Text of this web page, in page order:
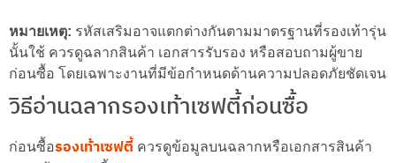
หมายเหตุ: รหัสเสริมอาจแตกต่างกันตามมาตรฐานที่รองเท้ารุ่น
นั้นใช้ ควรดูฉลากสินค้า เอกสารรับรอง หรือสอบถามผู้ขาย
ก่อนซื้อ โดยเฉพาะงานที่มีข้อกำหนดด้านความปลอดภัยชัดเจน
วิธีอ่านฉลากรองเท้าเซฟตี้ก่อนซื้อ
ก่อนซื้อรองเท้าเซฟตี้ ควรดูข้อมูลบนฉลากหรือเอกสารสินค้า